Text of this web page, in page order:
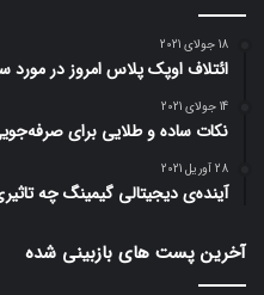
18 جولای 2021
ائتلاف اوپک پلاس امروز در
14 جولای 2021
نکات ساده و طلایی برای
28 آوریل 2021
آینده‌ی دیجیتالی گیمینگ چه
آخرین پست های بازبینی شده